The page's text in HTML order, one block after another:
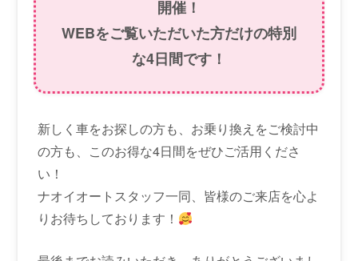
開催！
WEBをご覧いただいた方だけの特別
な4日間です！
新しく車をお探しの方も、お乗り換えをご検討中
の方も、このお得な4日間をぜひご活用くださ
い！
ナオイオートスタッフ一同、皆様のご来店を心よ
りお待ちしております！